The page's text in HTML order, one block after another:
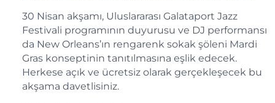
30 Nisan akşamı, Uluslararası Galataport Jazz
Festivali programının duyurusu ve DJ performansı
da New Orleans’ın rengarenk sokak şöleni Mardi
Gras konseptinin tanıtılmasına eşlik edecek.
Herkese açık ve ücretsiz olarak gerçekleşecek bu
akşama davetlisiniz.